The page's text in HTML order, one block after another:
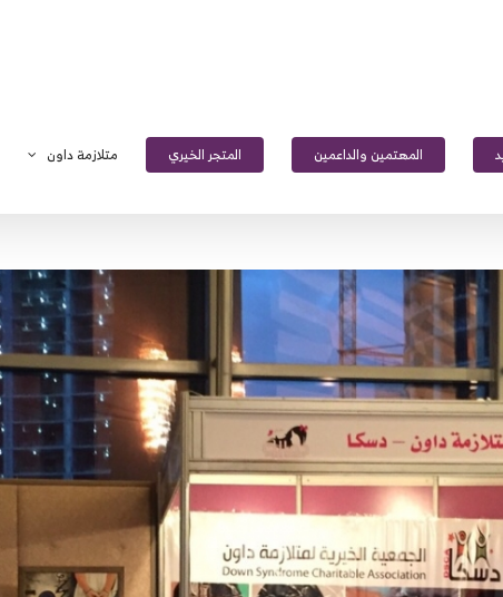
المهتمين والداعمين المتجر الخيري متلازمة داون